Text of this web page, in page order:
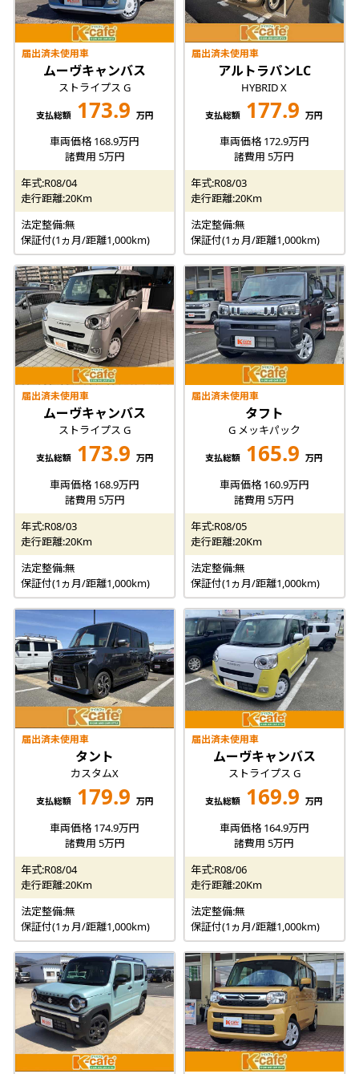
届出済未使用車
ムーヴキャンバス
ストライプス G
支払総額 173.9 万円
車両価格 168.9万円
諸費用 5万円
年式:R08/04
走行距離:20Km
法定整備:無
保証付(1ヵ月/距離1,000km)
届出済未使用車
アルトラパンLC
HYBRID X
支払総額 177.9 万円
車両価格 172.9万円
諸費用 5万円
年式:R08/03
走行距離:20Km
法定整備:無
保証付(1ヵ月/距離1,000km)
届出済未使用車
ムーヴキャンバス
ストライプス G
支払総額 173.9 万円
車両価格 168.9万円
諸費用 5万円
年式:R08/03
走行距離:20Km
法定整備:無
保証付(1ヵ月/距離1,000km)
届出済未使用車
タフト
G メッキパック
支払総額 165.9 万円
車両価格 160.9万円
諸費用 5万円
年式:R08/05
走行距離:20Km
法定整備:無
保証付(1ヵ月/距離1,000km)
届出済未使用車
タント
カスタムX
支払総額 179.9 万円
車両価格 174.9万円
諸費用 5万円
年式:R08/04
走行距離:20Km
法定整備:無
保証付(1ヵ月/距離1,000km)
届出済未使用車
ムーヴキャンバス
ストライプス G
支払総額 169.9 万円
車両価格 164.9万円
諸費用 5万円
年式:R08/06
走行距離:20Km
法定整備:無
保証付(1ヵ月/距離1,000km)